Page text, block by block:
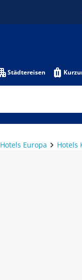
Städtereisen
Hotels Europa Hotels